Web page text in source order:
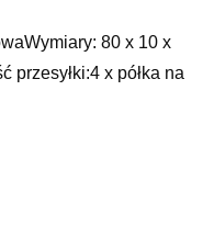
80 x 10 x
przesyłki:4 x półka na